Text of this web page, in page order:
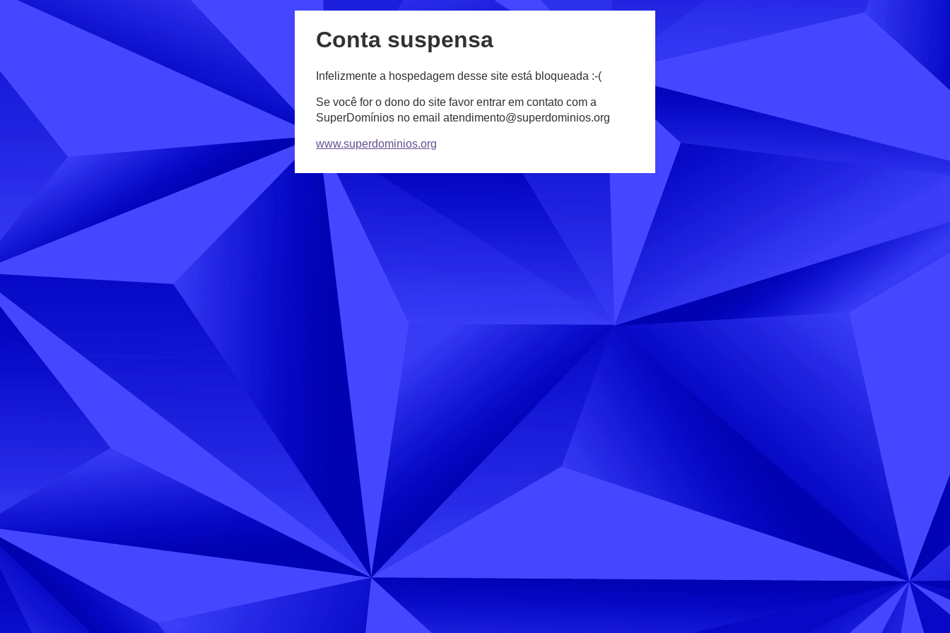
Conta suspensa
Infelizmente a hospedagem desse site está bloqueada :-(
Se você for o dono do site favor entrar em contato com a
SuperDomínios no email atendimento@superdominios.org
www.superdominios.org